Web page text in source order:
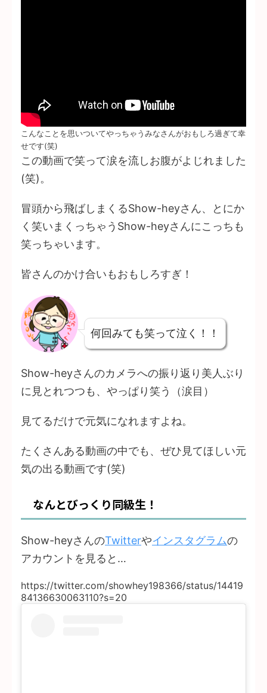
こんなことを思いついてやっちゃうみなさんがおもしろ過ぎて幸
せです(笑)
この動画で笑って涙を流しお腹がよじれました
(笑)。
冒頭から飛ばしまくるShow-heyさん、とにか
く笑いまくっちゃうShow-heyさんにこっちも
笑っちゃいます。
皆さんのかけ合いもおもしろすぎ！
何回みても笑って泣く！！
Show-heyさんのカメラへの振り返り美人ぶり
に見とれつつも、やっぱり笑う（涙目）
見てるだけで元気になれますよね。
たくさんある動画の中でも、ぜひ見てほしい元
気の出る動画です(笑)
なんとびっくり同級生！
Show-heyさんのTwitterやインスタグラムの
アカウントを見ると…
https://twitter.com/showhey198366/status/14419
84136630063110?s=20